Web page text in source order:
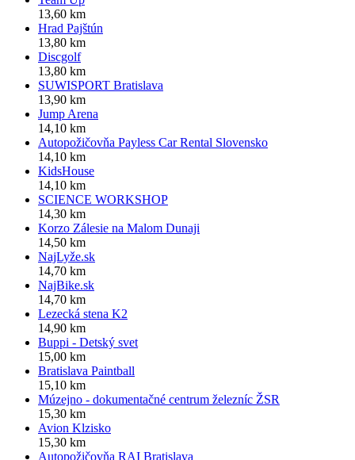
13,60 km
Hrad Pajštún
13,80 km
Discgolf
13,80 km
SUWISPORT Bratislava
13,90 km
Jump Arena
14,10 km
Autopožičovňa Payless Car Rental Slovensko
14,10 km
KidsHouse
14,10 km
SCIENCE WORKSHOP
14,30 km
Korzo Zálesie na Malom Dunaji
14,50 km
NajLyže.sk
14,70 km
NajBike.sk
14,70 km
Lezecká stena K2
14,90 km
Buppi - Detský svet
15,00 km
Bratislava Paintball
15,10 km
Múzejno - dokumentačné centrum železníc ŽSR
15,30 km
Avion Klzisko
15,30 km
Autopožičovňa RAI Bratislava